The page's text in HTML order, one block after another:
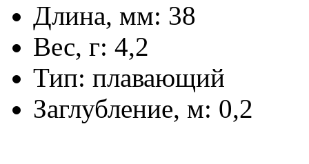
Длина, мм: 38
Вес, г: 4,2
Тип: плавающий
Заглубление, м: 0,2